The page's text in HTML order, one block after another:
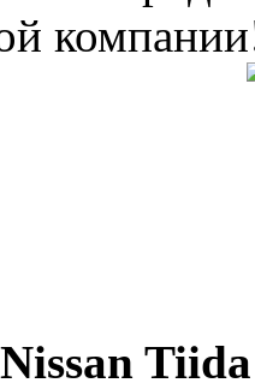
Nissan Tiida